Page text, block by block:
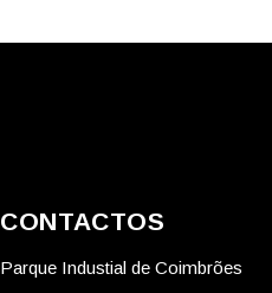
CONTACTOS
Parque Industial de Coimbrões